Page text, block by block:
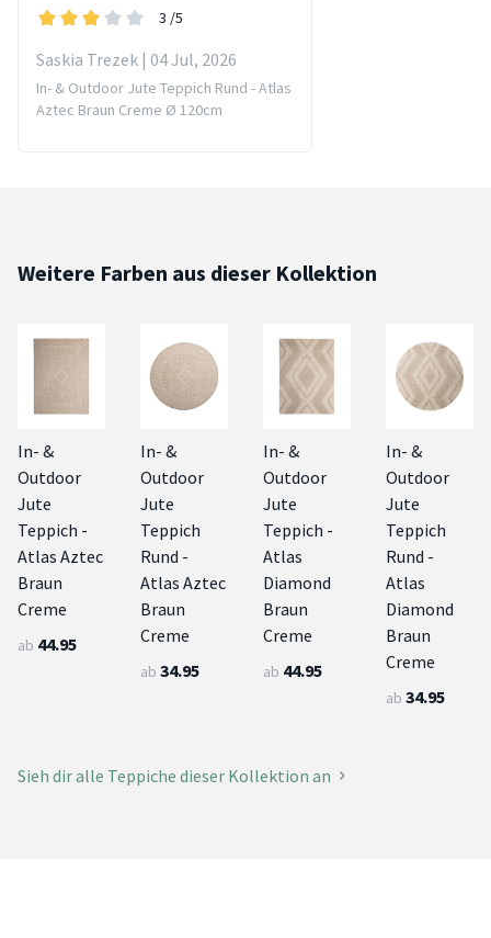
3 /5
Saskia Trezek | 04 Jul, 2026
In- & Outdoor Jute Teppich Rund - Atlas
Aztec Braun Creme Ø 120cm
Weitere Farben aus dieser Kollektion
In- &
Outdoor
Jute
Teppich -
Atlas Aztec
Braun
Creme
ab 44.95
In- &
Outdoor
Jute
Teppich
Rund -
Atlas Aztec
Braun
Creme
ab 34.95
In- &
Outdoor
Jute
Teppich -
Atlas
Diamond
Braun
Creme
ab 44.95
In- &
Outdoor
Jute
Teppich
Rund -
Atlas
Diamond
Braun
Creme
ab 34.95
Sieh dir alle Teppiche dieser Kollektion an